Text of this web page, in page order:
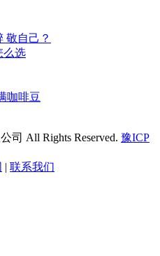
敬自己？
么选
咖啡豆
司 All Rights Reserved. 豫ICP
| 联系我们